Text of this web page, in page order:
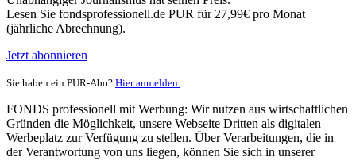
Lesen Sie fondsprofessionell.de PUR für 27,99€ pro Monat
(jährliche Abrechnung).
Jetzt abonnieren
Sie haben ein PUR-Abo? Hier anmelden.
FONDS professionell mit Werbung: Wir nutzen aus wirtschaftlichen
Gründen die Möglichkeit, unsere Webseite Dritten als digitalen
Werbeplatz zur Verfügung zu stellen. Über Verarbeitungen, die in
der Verantwortung von uns liegen, können Sie sich in unserer